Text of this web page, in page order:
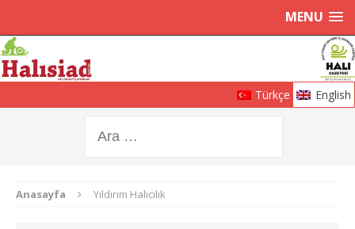
MENU
Türkçe English
Anasayfa Yıldırım Halıcılık